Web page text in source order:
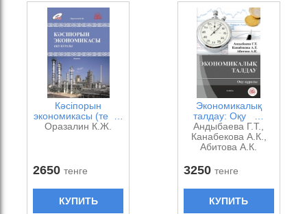
Кәсіпорын
экономикасы (те …
Оразалин К.Ж.
2650тенге
КУПИТЬ
Экономикалық
талдау: Оқу …
Андыбаева Г.Т.,
Канабекова А.К.,
Абитова А.К.
3250 тенге
КУПИТЬ